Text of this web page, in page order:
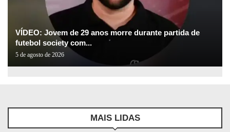
VÍDEO: Jovem de 29 anos morre durante partida de
futebol society com...
5 de agosto de 2026
MAIS LIDAS